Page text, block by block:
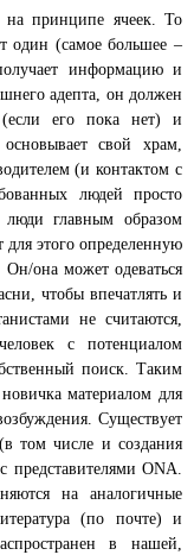
на принципе ячеек. То
один (самое большее –
информацию и
адепта, он должен
(если его пока нет) и
свой храм,
(и контактом с
людей просто
люди главным образом
для этого определенную
она может одеваться
чтобы впечатлять и
не считаются,
с потенциалом
поиск. Таким
материалом для
Существует
том числе и создания
представителями ONA.
на аналогичные
(по почте) и
в нашей,